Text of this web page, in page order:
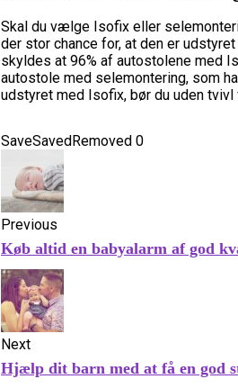
Skal du vælge Isofix eller
der stor chance for, at den er
skyldes at 96% af autostolene med
autostole med selemontering, som
udstyret med Isofix, bør du uden
SaveSavedRemoved 0
Previous
Køb altid en babyalarm af god
Next
Hjælp dit barn med at få en god